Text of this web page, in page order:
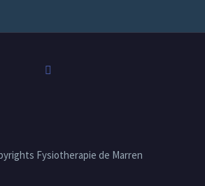
Fysiotherapie de Marren